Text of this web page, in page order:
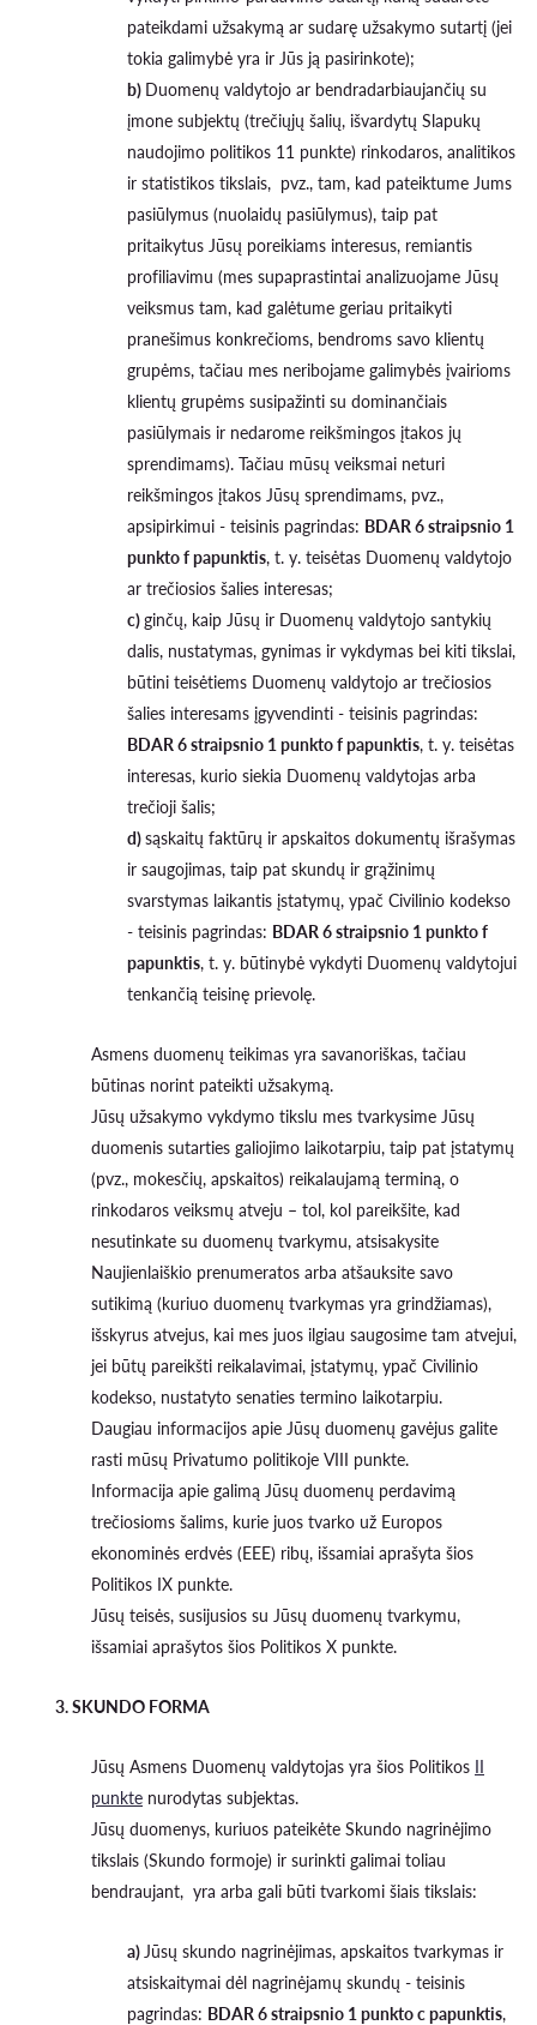
pateikdami užsakymą ar sudarę užsakymo sutartį (jei
tokia galimybė yra ir Jūs ją pasirinkote);
b) Duomenų valdytojo ar bendradarbiaujančių su
įmone subjektų (trečiųjų šalių, išvardytų Slapukų
naudojimo politikos 11 punkte) rinkodaros, analitikos
ir statistikos tikslais, pvz., tam, kad pateiktume Jums
pasiūlymus (nuolaidų pasiūlymus), taip pat
pritaikytus Jūsų poreikiams interesus, remiantis
profiliavimu (mes supaprastintai analizuojame Jūsų
veiksmus tam, kad galėtume geriau pritaikyti
pranešimus konkrečioms, bendroms savo klientų
grupėms, tačiau mes neribojame galimybės įvairioms
klientų grupėms susipažinti su dominančiais
pasiūlymais ir nedarome reikšmingos įtakos jų
sprendimams). Tačiau mūsų veiksmai neturi
reikšmingos įtakos Jūsų sprendimams, pvz.,
apsipirkimui - teisinis pagrindas: BDAR 6 straipsnio 1
punkto f papunktis, t. y. teisėtas Duomenų valdytojo
ar trečiosios šalies interesas;
c)ginčų, kaip Jūsų ir Duomenų valdytojo santykių
dalis, nustatymas, gynimas ir vykdymas bei kiti tikslai,
būtini teisėtiems Duomenų valdytojo ar trečiosios
šalies interesams įgyvendinti - teisinis pagrindas:
BDAR 6 straipsnio 1 punkto f papunktis, t. y. teisėtas
interesas, kurio siekia Duomenų valdytojas arba
trečioji šalis;
d)sąskaitų faktūrų ir apskaitos dokumentų išrašymas
ir saugojimas, taip pat skundų ir grąžinimų
svarstymas laikantis įstatymų, ypač Civilinio kodekso
- teisinis pagrindas: BDAR 6 straipsnio 1 punkto f
papunktis, t. y. būtinybė vykdyti Duomenų valdytojui
tenkančią teisinę prievolę.
Asmens duomenų teikimas yra savanoriškas, tačiau
būtinas norint pateikti užsakymą.
Jūsų užsakymo vykdymo tikslu mes tvarkysime Jūsų
duomenis sutarties galiojimo laikotarpiu, taip pat įstatymų
(pvz., mokesčių, apskaitos) reikalaujamą terminą, o
rinkodaros veiksmų atveju – tol, kol pareikšite, kad
nesutinkate su duomenų tvarkymu, atsisakysite
Naujienlaiškio prenumeratos arba atšauksite savo
sutikimą (kuriuo duomenų tvarkymas yra grindžiamas),
išskyrus atvejus, kai mes juos ilgiau saugosime tam atvejui,
jei būtų pareikšti reikalavimai, įstatymų, ypač Civilinio
kodekso, nustatyto senaties termino laikotarpiu.
Daugiau informacijos apie Jūsų duomenų gavėjus galite
rasti mūsų Privatumo politikoje VIII punkte.
Informacija apie galimą Jūsų duomenų perdavimą
trečiosioms šalims, kurie juos tvarko už Europos
ekonominės erdvės (EEE) ribų, išsamiai aprašyta šios
Politikos IX punkte.
Jūsų teisės, susijusios su Jūsų duomenų tvarkymu,
išsamiai aprašytos šios Politikos X punkte.
3. SKUNDO FORMA
Jūsų Asmens Duomenų valdytojas yra šios Politikos II
punkte nurodytas subjektas.
Jūsų duomenys, kuriuos pateikėte Skundo nagrinėjimo
tikslais (Skundo formoje) ir surinkti galimai toliau
bendraujant, yra arba gali būti tvarkomi šiais tikslais:
a) Jūsų skundo nagrinėjimas, apskaitos tvarkymas ir
atsiskaitymai dėl nagrinėjamų skundų - teisinis
pagrindas: BDAR 6 straipsnio 1 punkto c papunktis,